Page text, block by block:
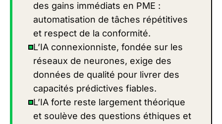
des gains immédiats en PME :
automatisation de tâches répétitives
et respect de la conformité.
L’IA connexionniste, fondée sur les
réseaux de neurones, exige des
données de qualité pour livrer des
capacités prédictives fiables.
L’IA forte reste largement théorique
et soulève des questions éthiques et